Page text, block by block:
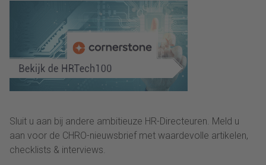
Sluit u aan bij andere ambitieuze HR-Directeuren. Meld u
aan voor de CHRO-nieuwsbrief met waardevolle artikelen,
checklists & interviews.